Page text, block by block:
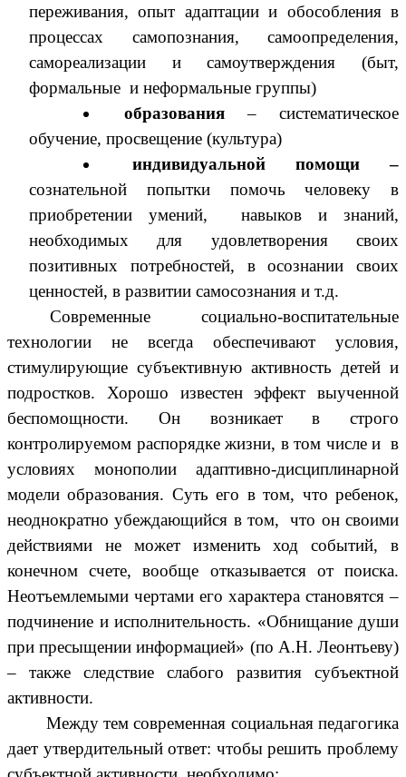
переживания, опыт адаптации и обособления в
процессах самопознания, самоопределения,
самореализации и самоутверждения (быт,
формальные и неформальные группы)
образования– систематическое
обучение, просвещение (культура)
индивидуальной помощи –
сознательной попытки помочь человеку в
приобретении умений, навыков и знаний,
необходимых для удовлетворения своих
позитивных потребностей, в осознании своих
ценностей, в развитии самосознания и т.д.
Современные социально-воспитательные
технологии не всегда обеспечивают условия,
стимулирующие субъективную активность детей и
подростков. Хорошо известен эффект выученной
беспомощности. Он возникает в строго
контролируемом распорядке жизни, в том числе и в
условиях монополии адаптивно-дисциплинарной
модели образования. Суть его в том, что ребенок,
неоднократно убеждающийся в том, что он своими
действиями не может изменить ход событий, в
конечном счете, вообще отказывается от поиска.
Неотъемлемыми чертами его характера становятся –
подчинение и исполнительность. «Обнищание души
при пресыщении информацией» (по А.Н. Леонтьеву)
– также следствие слабого развития субъектной
активности.
Между тем современная социальная педагогика
дает утвердительный ответ: чтобы решить проблему